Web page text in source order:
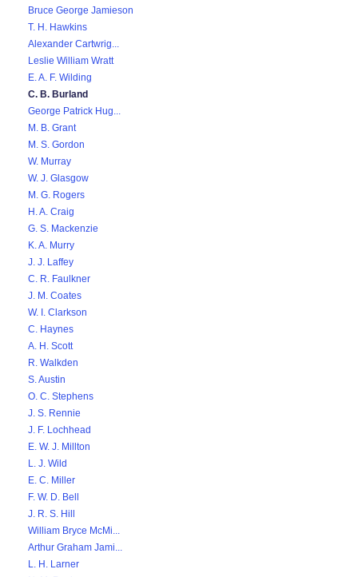
Bruce George Jamieson
T. H. Hawkins
Alexander Cartwrig...
Leslie William Wratt
E. A. F. Wilding
C. B. Burland
George Patrick Hug...
M. B. Grant
M. S. Gordon
W. Murray
W. J. Glasgow
M. G. Rogers
H. A. Craig
G. S. Mackenzie
K. A. Murry
J. J. Laffey
C. R. Faulkner
J. M. Coates
W. I. Clarkson
C. Haynes
A. H. Scott
R. Walkden
S. Austin
O. C. Stephens
J. S. Rennie
J. F. Lochhead
E. W. J. Millton
L. J. Wild
E. C. Miller
F. W. D. Bell
J. R. S. Hill
William Bryce McMi...
Arthur Graham Jami...
L. H. Larner